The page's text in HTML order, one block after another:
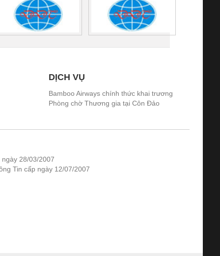
DỊCH VỤ
Bamboo Airways chính thức khai trương
Phòng chờ Thương gia tại Côn Đảo
28/03/2007
Tin cấp ngày 12/07/2007